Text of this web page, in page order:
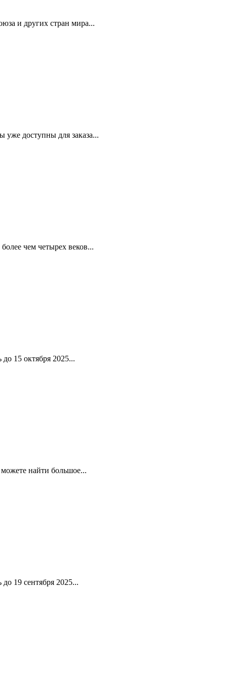
и других стран мира...
доступны для заказа...
чем четырех веков...
15 октября 2025...
найти большое...
19 сентября 2025...